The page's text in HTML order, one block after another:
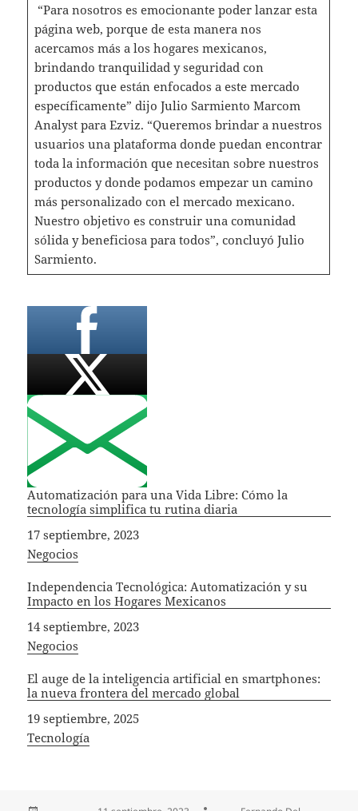
“Para nosotros es emocionante poder lanzar esta
página web, porque de esta manera nos
acercamos más a los hogares mexicanos,
brindando tranquilidad y seguridad con
productos que están enfocados a este mercado
específicamente” dijo Julio Sarmiento Marcom
Analyst para Ezviz. “Queremos brindar a nuestros
usuarios una plataforma donde puedan encontrar
toda la información que necesitan sobre nuestros
productos y donde podamos empezar un camino
más personalizado con el mercado mexicano.
Nuestro objetivo es construir una comunidad
sólida y beneficiosa para todos”, concluyó Julio
Sarmiento.
Automatización para una Vida Libre: Cómo la
tecnología simplifica tu rutina diaria
Fecha
17 septiembre, 2023
In relation to
Negocios
Independencia Tecnológica: Automatización y su
Impacto en los Hogares Mexicanos
Fecha
14 septiembre, 2023
In relation to
Negocios
El auge de la inteligencia artificial en smartphones:
la nueva frontera del mercado global
Fecha
19 septiembre, 2025
In relation to
Tecnología